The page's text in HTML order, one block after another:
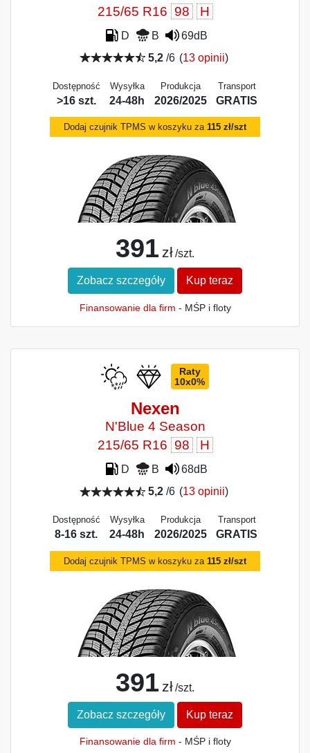
215/65 R16 98 H
D B
69dB
5,2/6 (13 opinii)
Dostępność
>16 szt.
Wysyłka
24-48h
Produkcja
2026/2025
Transport
GRATIS
Dodaj czujnik TPMS w koszyku za 115 zł/szt
391 zł /szt.
Zobacz szczegóły Kup teraz
Finansowanie dla firm - MŚP i floty
Raty
10x0%
Nexen
N'Blue 4 Season
215/65 R16 98 H
D B
68dB
5,2/6 (13 opinii)
Dostępność
8-16 szt.
Wysyłka
24-48h
Produkcja
2026/2025
Transport
GRATIS
Dodaj czujnik TPMS w koszyku za 115 zł/szt
391 zł /szt.
Zobacz szczegóły Kup teraz
Finansowanie dla firm - MŚP i floty